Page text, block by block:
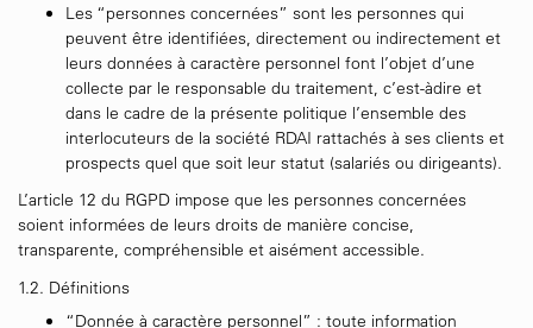
Les “personnes concernées” sont les personnes qui
peuvent être identifiées, directement ou indirectement et
leurs données à caractère personnel font l’objet d’une
collecte par le responsable du traitement, c’est-àdire et
dans le cadre de la présente politique l’ensemble des
interlocuteurs de la société RDAI rattachés à ses clients et
prospects quel que soit leur statut (salariés ou dirigeants).
L’article 12 du RGPD impose que les personnes concernées
soient informées de leurs droits de manière concise,
transparente, compréhensible et aisément accessible.
1.2. Définitions
“Donnée à caractère personnel” : toute information